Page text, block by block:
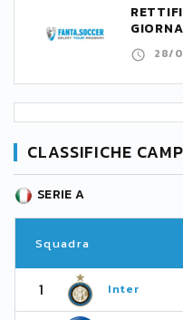
28/
CLASSIFICHE
SERIE A
Squadra
1 Inter